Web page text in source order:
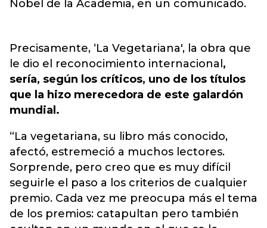
Nobel de la Academia, en un comunicado.
Precisamente, ‘La Vegetariana', la obra que
le dio el reconocimiento internacional ,
sería, según los críticos, uno de los títulos
que la hizo merecedora de este galardón
mundial.
“La vegetariana, su libro más conocido,
afectó, estremeció a muchos lectores.
Sorprende, pero creo que es muy difícil
seguirle el paso a los criterios de cualquier
premio. Cada vez me preocupa más el tema
de los premios: catapultan pero también